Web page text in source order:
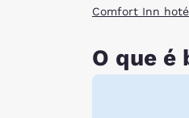
Comfort Inn
O que é